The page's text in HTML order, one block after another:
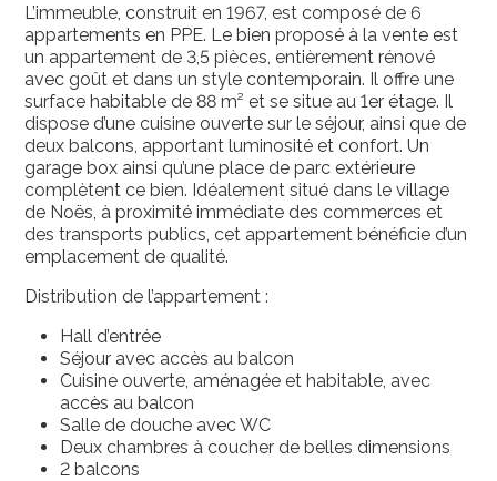
L’immeuble, construit en 1967, est composé de 6
appartements en PPE. Le bien proposé à la vente est
un appartement de 3,5 pièces, entièrement rénové
avec goût et dans un style contemporain. Il offre une
surface habitable de 88 m² et se situe au 1er étage. Il
dispose d’une cuisine ouverte sur le séjour, ainsi que de
deux balcons, apportant luminosité et confort. Un
garage box ainsi qu’une place de parc extérieure
complètent ce bien. Idéalement situé dans le village
de Noës, à proximité immédiate des commerces et
des transports publics, cet appartement bénéficie d’un
emplacement de qualité.
Distribution de l’appartement :
Hall d’entrée
Séjour avec accès au balcon
Cuisine ouverte, aménagée et habitable, avec
accès au balcon
Salle de douche avec WC
Deux chambres à coucher de belles dimensions
2 balcons